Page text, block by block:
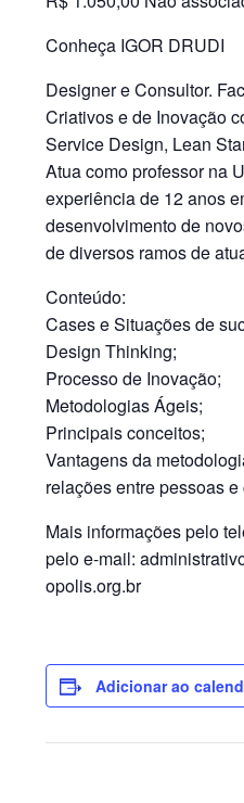
Conheça IGOR DRUDI
Designer e Consultor.
Criativos e de Inovação
Service Design, Lean
Atua como professor na
experiência de 12 anos
desenvolvimento de
de diversos ramos de
Conteúdo:
Cases e Situações de
Design Thinking;
Processo de Inovação;
Metodologias Ágeis;
Principais conceitos;
Vantagens da
relações entre pessoas e
Mais informações pelo
pelo e-mail:
opolis.org.br
Adicionar ao